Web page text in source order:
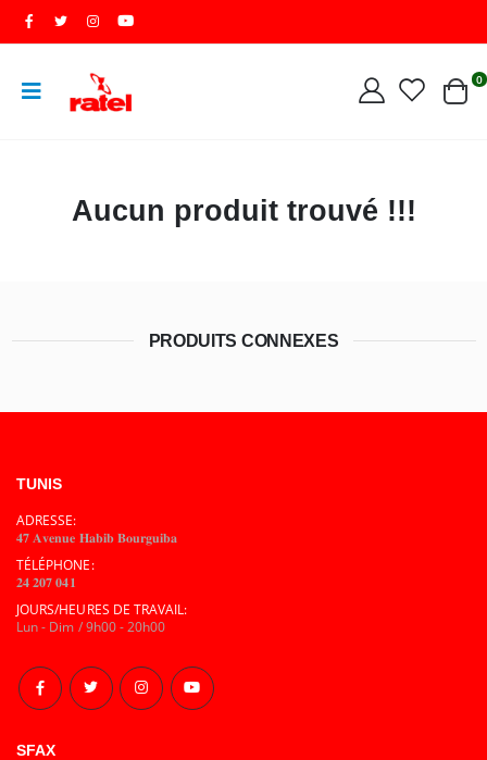
0
Aucun produit trouvé !!!
PRODUITS CONNEXES
TUNIS
ADRESSE:
𝟒𝟕 𝐀𝐯𝐞𝐧𝐮𝐞 𝐇𝐚𝐛𝐢𝐛 𝐁𝐨𝐮𝐫𝐠𝐮𝐢𝐛𝐚
TÉLÉPHONE:
𝟐𝟒 𝟐𝟎𝟕 𝟎𝟒𝟏
JOURS/HEURES DE TRAVAIL:
Lun - Dim / 9h00 - 20h00
SFAX